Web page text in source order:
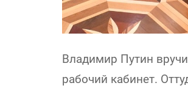
Владимир Путин
рабочий кабинет.